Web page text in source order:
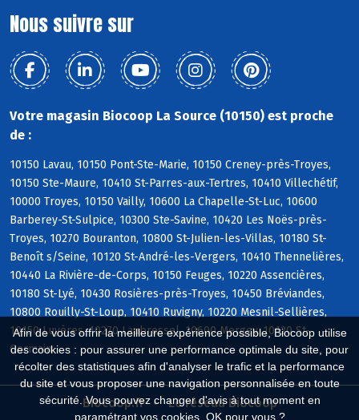
Afin de vous offrir la meilleure expérience possible, Biocoop utilise
des cookies : pour assurer une performance optimale du site, pour
récolter des statistiques afin d'analyser le trafic et la performance
du site et vous proposer une navigation personnalisée en toute
sécurité. Vous pouvez changer d'avis à tout moment en
paramétrant vos cookies. OK pour vous ?
Nous suivre sur
Votre magasin Biocoop La Source (10150) est proche
de :
10150 Lavau, 10150 Pont-Ste-Marie, 10150 Creney-près-Troyes,
10150 Ste-Maure, 10410 St-Parres-aux-Tertres, 10410 Villechétif,
10000 Troyes, 10150 Vailly, 10600 La Chapelle-St-Luc, 10600
Barberey-St-Sulpice, 10300 Ste-Savine, 10420 Les Noës-près-
Troyes, 10270 Bouranton, 10800 St-Julien-les-Villas, 10180 St-
Benoît s/Seine, 10120 St-André-les-Vergers, 10410 Thennelières,
10440 La Rivière-de-Corps, 10150 Feuges, 10220 Assencières,
10180 St-Lyé, 10430 Rosières-près-Troyes, 10450 Bréviandes,
10800 Rouilly-St-Loup, 10410 Ruvigny, 10220 Mesnil-Sellières,
10150 Luyères, 10270 Laubressel, 10600 Mergey, 10120 St-
Germain
Biocoop.fr
Le réseau Biocoop